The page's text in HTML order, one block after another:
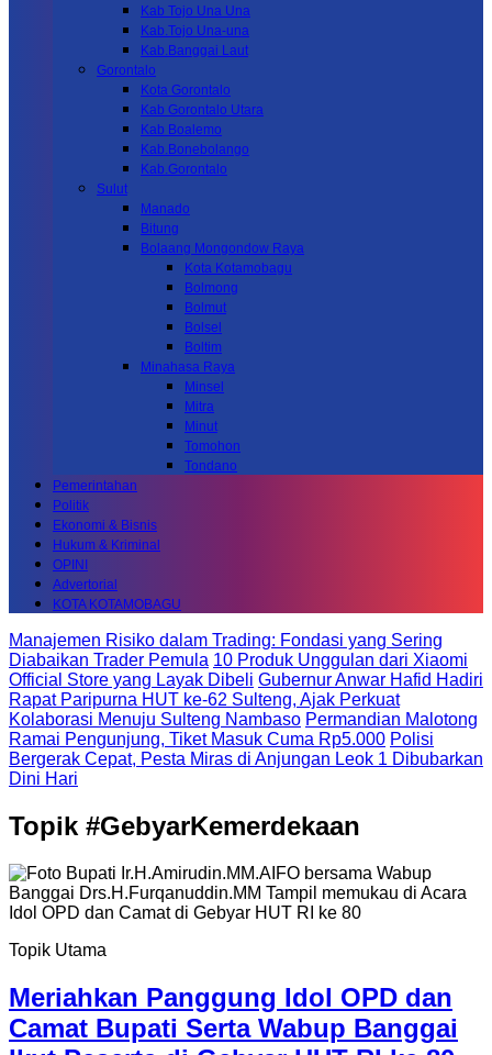
Kab Tojo Una Una
Kab.Tojo Una-una
Kab.Banggai Laut
Gorontalo
Kota Gorontalo
Kab Gorontalo Utara
Kab Boalemo
Kab.Bonebolango
Kab.Gorontalo
Sulut
Manado
Bitung
Bolaang Mongondow Raya
Kota Kotamobagu
Bolmong
Bolmut
Bolsel
Boltim
Minahasa Raya
Minsel
Mitra
Minut
Tomohon
Tondano
Pemerintahan
Politik
Ekonomi & Bisnis
Hukum & Kriminal
OPINI
Advertorial
KOTA KOTAMOBAGU
Manajemen Risiko dalam Trading: Fondasi yang Sering
Diabaikan Trader Pemula 10 Produk Unggulan dari Xiaomi
Official Store yang Layak Dibeli Gubernur Anwar Hafid Hadiri
Rapat Paripurna HUT ke-62 Sulteng, Ajak Perkuat
Kolaborasi Menuju Sulteng Nambaso Permandian Malotong
Ramai Pengunjung, Tiket Masuk Cuma Rp5.000 Polisi
Bergerak Cepat, Pesta Miras di Anjungan Leok 1 Dibubarkan
Dini Hari
Topik #GebyarKemerdekaan
Topik Utama
Meriahkan Panggung Idol OPD dan
Camat Bupati Serta Wabup Banggai